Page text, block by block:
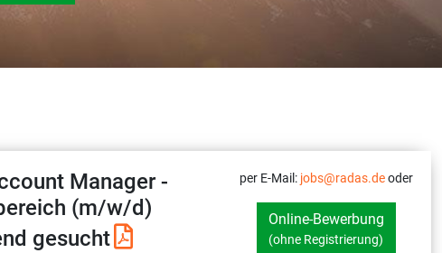
Manager -
(m/w/d)
gesucht
per E-Mail: jobs@radas.deoder
Online-Bewerbung
(ohne Registrierung)